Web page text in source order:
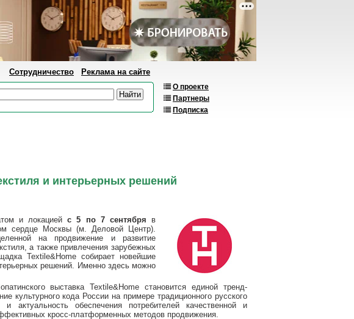
О проекте
Партнеры
Подписка
Сотрудничество Реклама на сайте
и интерьерных решений
и локациейc 5 по 7 сентября в
сердце Москвы (м. Деловой Центр).
на продвижение и развитие
а также привлечения зарубежных
Textile&Home собирает новейшие
решений. Именно здесь можно
выставка Textile&Home становится единой тренд-
культурного кода России на примере традиционного русского
актуальность обеспечения потребителей качественной и
кросс-платформенных методов продвижения.